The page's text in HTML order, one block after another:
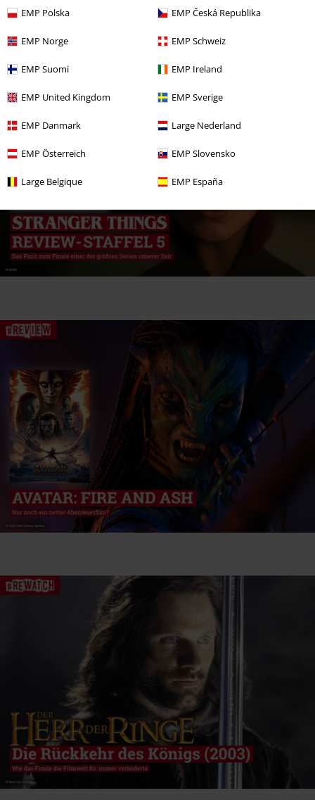
EMP Polska EMP Česká Republika
EMP Norge EMP Schweiz
EMP Suomi EMP Ireland
EMP United Kingdom EMP Sverige
EMP Danmark Large Nederland
EMP Österreich EMP Slovensko
Large Belgique EMP España